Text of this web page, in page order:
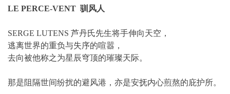
LE PERCE-VENT 驯风人
SERGE LUTENS 芦丹氏先生将手伸向天空，
逃离世界的重负与失序的喧嚣，
去向被他称之为星辰穹顶的璀璨天际。
那是阻隔世间纷扰的避风港，亦是安抚内心煎熬的庇护所。